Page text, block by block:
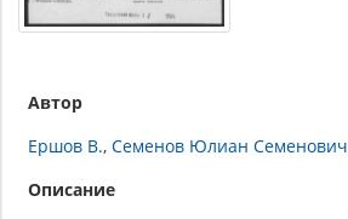
Автор
Ершов В. Семенов Юлиан Семенович
Описание